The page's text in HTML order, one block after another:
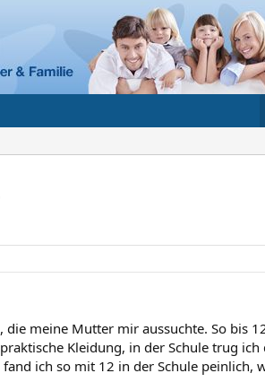
meine Mutter mir aussuchte. So bis
Kleidung, in der Schule trug ich
ich so mit 12 in der Schule peinlich,